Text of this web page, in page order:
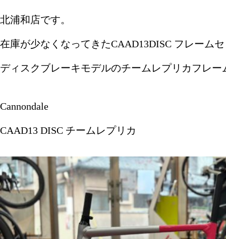
北浦和店です。
在庫が少なくなってきたCAAD13DISC フレーム
ディスクブレーキモデルのチームレプリカフレー
Cannondale
CAAD13 DISC チームレプリカ